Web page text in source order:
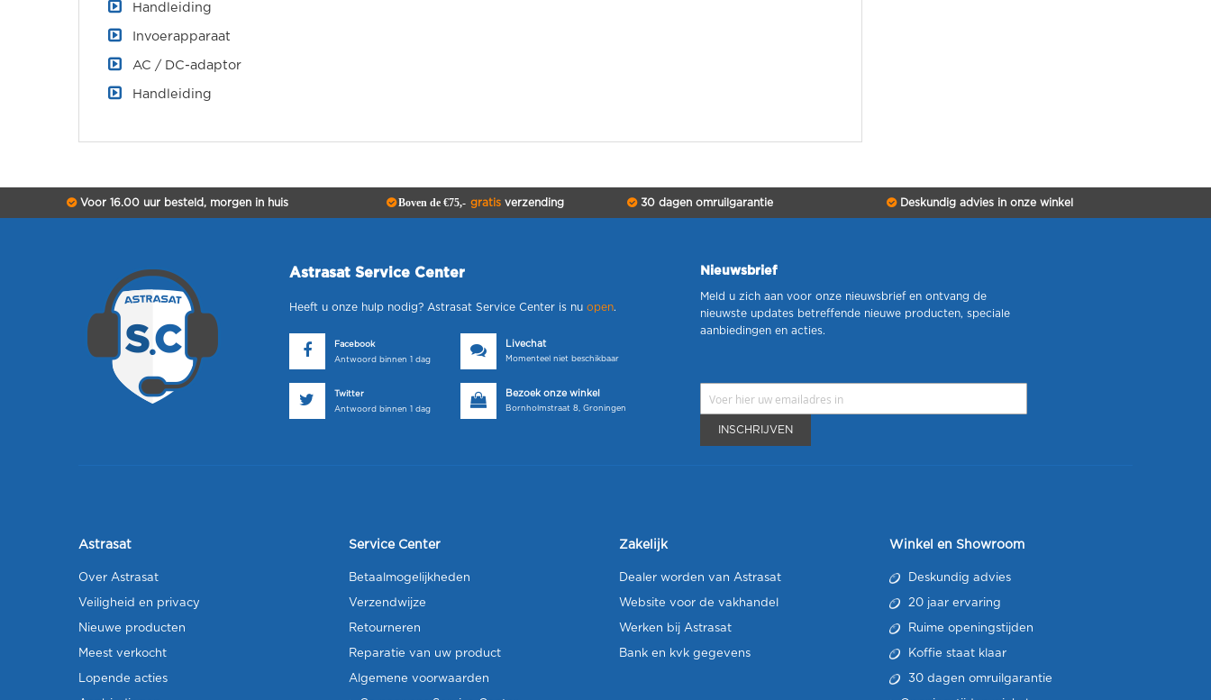
Handleiding
Invoerapparaat
AC / DC-adaptor
Handleiding
Voor 16.00 uur besteld, morgen in huis Boven de €75,- gratisverzending 30 dagen omruilgarantie Deskundig advies in onze winkel
Astrasat Service Center
Heeft u onze hulp nodig? Astrasat Service Center is nu open.
Facebook
Antwoord binnen 1 dag
Livechat
Momenteel niet beschikbaar
Twitter
Antwoord binnen 1 dag
Bezoek onze winkel
Bornholmstraat 8, Groningen
Nieuwsbrief
Meld u zich aan voor onze nieuwsbrief en ontvang de
nieuwste updates betreffende nieuwe producten, speciale
aanbiedingen en acties.
INSCHRIJVEN
Astrasat
Over Astrasat
Veiligheid en privacy
Nieuwe producten
Meest verkocht
Lopende acties
Service Center
Betaalmogelijkheden
Verzendwijze
Retourneren
Reparatie van uw product
Algemene voorwaarden
Zakelijk
Dealer worden van Astrasat
Website voor de vakhandel
Werken bij Astrasat
Bank en kvk gegevens
Winkel en Showroom
Deskundig advies
20 jaar ervaring
Ruime openingstijden
Koffie staat klaar
30 dagen omruilgarantie